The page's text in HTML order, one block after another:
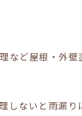
など屋根・外
しないと雨漏り